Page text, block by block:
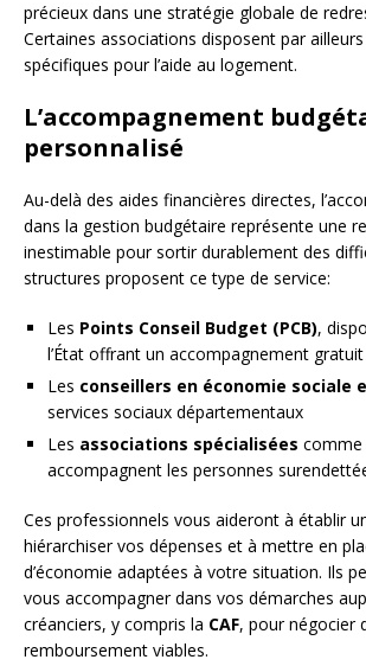
précieux dans une stratégie globale de
Certaines associations disposent par
spécifiques pour l’aide au logement.
L’accompagnement
personnalisé
Au-delà des aides financières directes,
dans la gestion budgétaire représente une
inestimable pour sortir durablement des
structures proposent ce type de service:
Les Points Conseil Budget (PCB),
l’État offrant un accompagnement
Les conseillers en économie sociale
services sociaux départementaux
Les associations spécialisées comme
accompagnent les personnes
Ces professionnels vous aideront à établir
hiérarchiser vos dépenses et à mettre en
d’économie adaptées à votre situation. Ils
vous accompagner dans vos démarches
créanciers, y compris la CAF, pour négocier
remboursement viables.